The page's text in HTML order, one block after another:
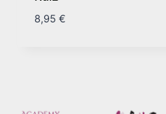
8,95 €